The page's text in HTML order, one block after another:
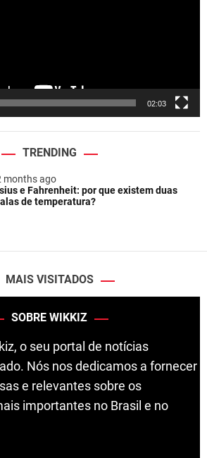
02:03
TRENDING
months ago
e Fahrenheit: por que existem duas
de temperatura?
MAIS VISITADOS
SOBRE WIKKIZ
o seu portal de notícias
Nós nos dedicamos a fornecer
e relevantes sobre os
importantes no Brasil e no